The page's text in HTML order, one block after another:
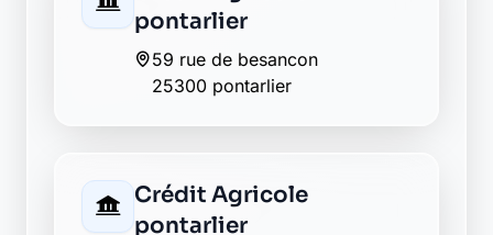
LCL pontarlier
31 rue de la republique
25300 pontarlier